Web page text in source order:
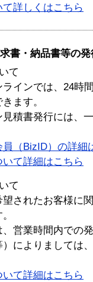
詳しくはこちら
書・納品書等の
て
インでは、24時
ます。
積書発行には、
員（BizID）の詳細
いて詳細はこちら
て
望されたお客様に
、営業時間内での
）によりましては
て詳細はこちら